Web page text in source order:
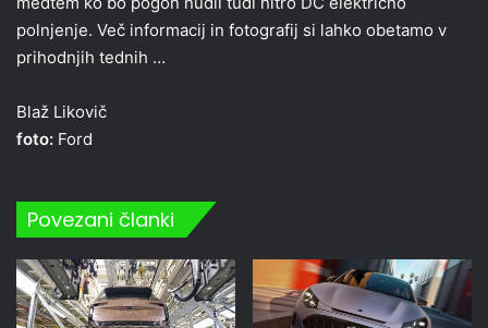
polnjenje. Več informacij in fotografij si lahko obetamo v
prihodnjih tednih …
Blaž Likovič
foto: Ford
Povezani članki